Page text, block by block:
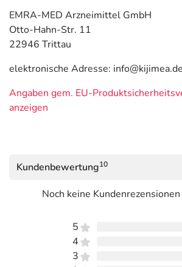
EMRA-MED Arzneimittel GmbH
Otto-Hahn-Str. 11
22946 Trittau
elektronische Adresse: info@kijimea.de
Angaben gem. EU-
anzeigen
Kundenbewertung10
Noch keine
5
4
3